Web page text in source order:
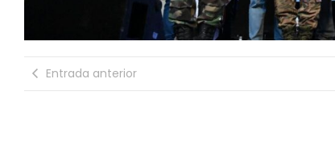
Entrada anterior